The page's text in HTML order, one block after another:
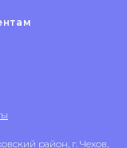
район, г. Чехов,